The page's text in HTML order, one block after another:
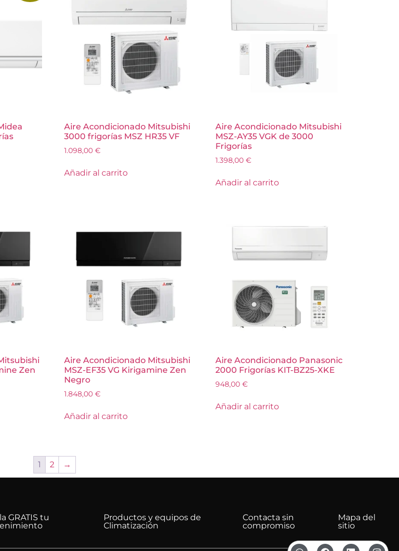
Aire Acondicionado Mitsubishi
3000 frigorías MSZ HR35 VF
1.098,00€
Añadir al carrito
Aire Acondicionado Mitsubishi
MSZ-AY35 VGK de 3000
Frigorías
1.398,00€
Añadir al carrito
Zen
Aire Acondicionado Mitsubishi
MSZ-EF35 VG Kirigamine Zen
Negro
1.848,00€
Añadir al carrito
Aire Acondicionado Panasonic
2000 Frigorías KIT-BZ25-XKE
948,00€
Añadir al carrito
1 2 →
GRATIS tu
Productos y equipos de
Climatización
Contacta sin
compromiso
Mapa del
sitio